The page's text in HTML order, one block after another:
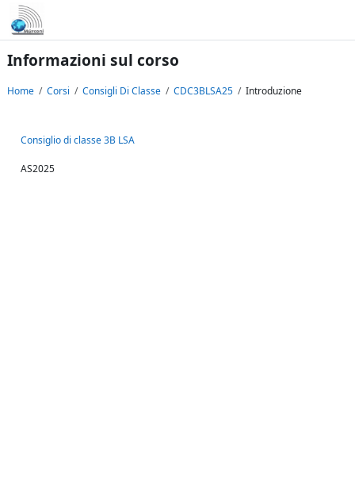
Vai al contenuto principale
Informazioni sul corso
Home Corsi Consigli Di Classe CDC3BLSA25 Introduzione
Consiglio di classe 3B LSA
AS2025